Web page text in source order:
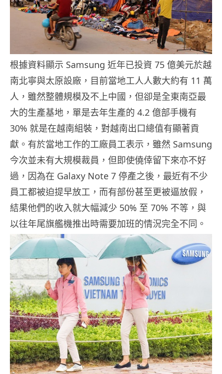
根據資料顯示 Samsung 近年已投資 75 億美元於越
南北寧與太原設廠，目前當地工人人數大約有 11 萬
人，雖然整體規模及不上中國，但卻是全東南亞最
大的生產基地，單是去年生產的 4.2 億部手機有
30% 就是在越南組裝，對越南出口總值有顯著貢
獻。有於當地工作的工廠員工表示，雖然 Samsung
今次並未有大規模裁員，但即使僥倖留下來亦不好
過，因為在 Galaxy Note 7 停產之後，最近有不少
員工都被迫提早放工，而有部份甚至更被逼放假，
結果他們的收入就大幅減少 50% 至 70% 不等，與
以往年尾旗艦機推出時需要加班的情況完全不同。